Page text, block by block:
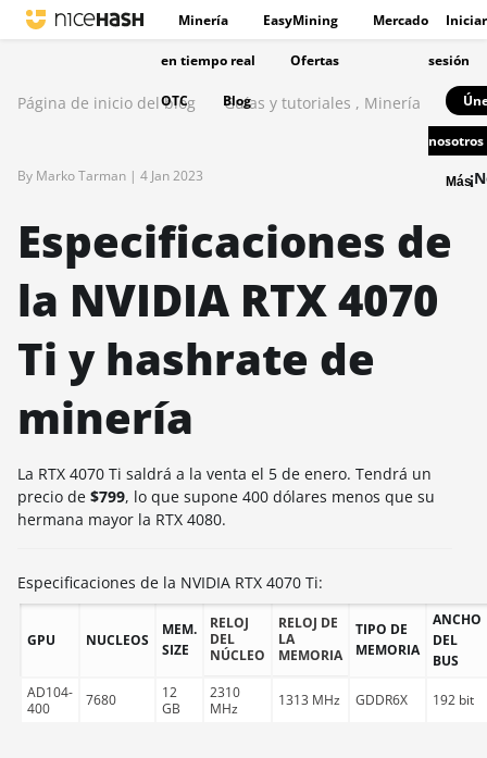
Minería EasyMining Mercado
en tiempo real Ofertas
OTC Blog
Iniciar
sesión
nosotros
Más
Página de inicio del blog Guías y tutoriales , Minería
By Marko Tarman | 4 Jan 2023
Especificaciones de
la NVIDIA RTX 4070
Ti y hashrate de
minería
La RTX 4070 Ti saldrá a la venta el 5 de enero. Tendrá un
precio de $799, lo que supone 400 dólares menos que su
hermana mayor la RTX 4080.
Especificaciones de la NVIDIA RTX 4070 Ti:
GPU NUCLEOS
MEM.
SIZE
RELOJ
DEL
NÚCLEO
RELOJ DE
LA
MEMORIA
TIPO DE
MEMORIA
ANCHO
DEL
BUS
AD104-
400
7680
12
GB
2310
MHz
1313 MHz GDDR6X 192 bit